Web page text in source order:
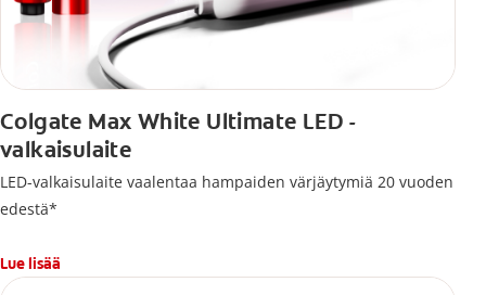
Colgate Max White Ultimate LED -
valkaisulaite
LED-valkaisulaite vaalentaa hampaiden värjäytymiä 20 vuoden
edestä*
Lue lisää